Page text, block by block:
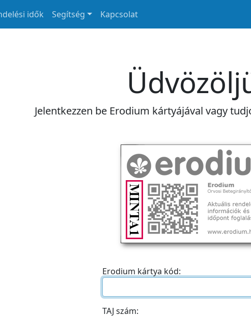
idők Segítség Kapcsolat
Jelentkezzen be Erodium kártyájával vagy
Erodium kártya kód:
TAJ szám: